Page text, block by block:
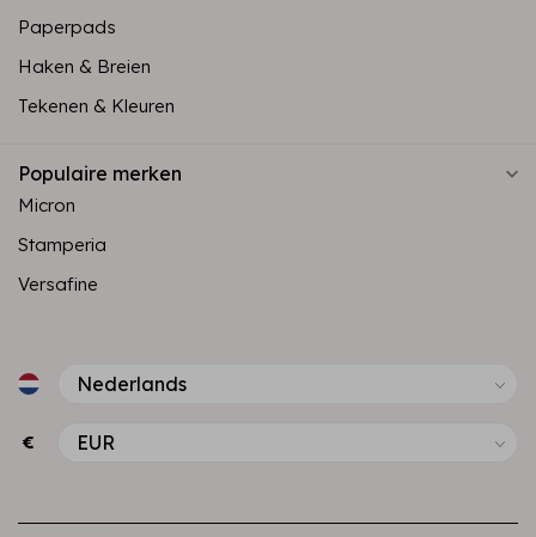
Paperpads
Haken & Breien
Tekenen & Kleuren
Populaire merken
Micron
Stamperia
Versafine
€